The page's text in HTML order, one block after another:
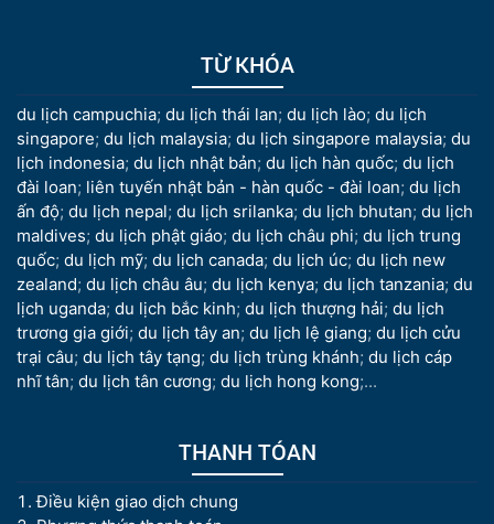
TỪ KHÓA
du lịch campuchia; du lịch thái lan; du lịch lào; du lịch
singapore; du lịch malaysia; du lịch singapore malaysia; du
lịch indonesia; du lịch nhật bản; du lịch hàn quốc; du lịch
đài loan; liên tuyến nhật bản - hàn quốc - đài loan; du lịch
ấn độ; du lịch nepal; du lịch srilanka; du lịch bhutan; du lịch
maldives; du lịch phật giáo; du lịch châu phi; du lịch trung
quốc; du lịch mỹ; du lịch canada; du lịch úc; du lịch new
zealand; du lịch châu âu; du lịch kenya; du lịch tanzania; du
lịch uganda; du lịch bắc kinh; du lịch thượng hải; du lịch
trương gia giới; du lịch tây an; du lịch lệ giang; du lịch cửu
trại câu; du lịch tây tạng; du lịch trùng khánh; du lịch cáp
nhĩ tân; du lịch tân cương; du lịch hong kong;...
THANH TÓAN
Điều kiện giao dịch chung